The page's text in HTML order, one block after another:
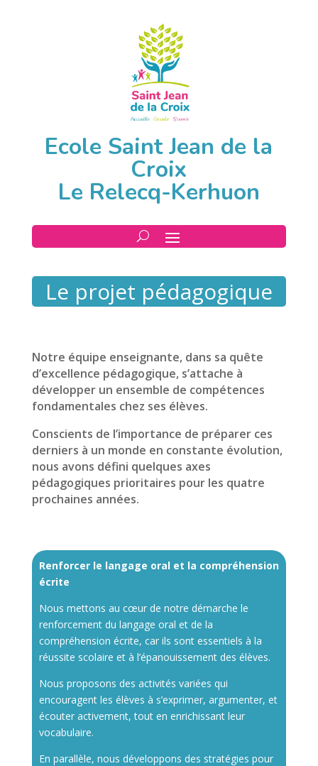
Ecole Saint Jean de la
Croix
Le Relecq-Kerhuon
Le projet pédagogique
Notre équipe enseignante, dans sa quête
d’excellence pédagogique, s’attache à
développer un ensemble de compétences
fondamentales chez ses élèves.
Conscients de l’importance de préparer ces
derniers à un monde en constante évolution,
nous avons défini quelques axes
pédagogiques prioritaires pour les quatre
prochaines années.
Renforcer le langage oral et la compréhension
écrite
Nous mettons au cœur de notre démarche le
renforcement du langage oral et de la
compréhension écrite, car ils sont essentiels à la
réussite scolaire et à l’épanouissement des élèves.
Nous proposons des activités variées qui
encouragent les élèves à s’exprimer, argumenter, et
écouter activement, tout en enrichissant leur
vocabulaire.
En parallèle, nous développons des stratégies pour